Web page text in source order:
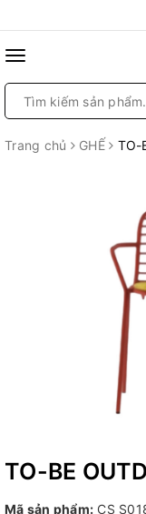
Toggle
Trang chủ GHẾ TO-
TO-BE
Mã sản phẩm: CS